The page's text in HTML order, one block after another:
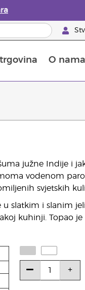
O nama
južne Indije i
vodenom
svjetskih
slatkim i slanim
kuhinji. Topao